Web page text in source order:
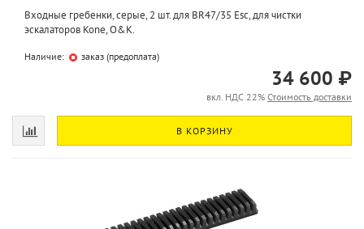
Входные гребенки, серые, 2 шт. для BR47/35 Esc, для чистки
эскалаторов Kone, O&K.
Наличие: заказ (предоплата)
34 600 ₽
вкл. НДС 22% Стоимость доставки
В КОРЗИНУ